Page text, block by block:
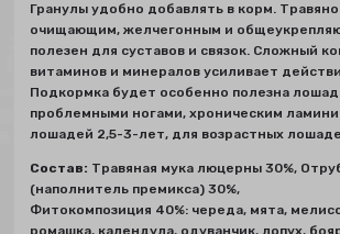
Гранулы удобно добавлять в корм.
очищающим, желчегонным и
полезен для суставов и связок. Сложный
витаминов и минералов усиливает
Подкормка будет особенно полезна
проблемными ногами, хроническим
лошадей 2,5-3-лет, для возрастных
Состав: Травяная мука люцерны 30%,
(наполнитель премикса) 30%,
Фитокомпозиция 40%: череда, мята,